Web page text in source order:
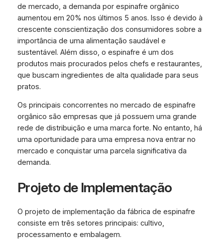
de mercado, a demanda por espinafre orgânico
aumentou em 20% nos últimos 5 anos. Isso é devido à
crescente conscientização dos consumidores sobre a
importância de uma alimentação saudável e
sustentável. Além disso, o espinafre é um dos
produtos mais procurados pelos chefs e restaurantes,
que buscam ingredientes de alta qualidade para seus
pratos.
Os principais concorrentes no mercado de espinafre
orgânico são empresas que já possuem uma grande
rede de distribuição e uma marca forte. No entanto, há
uma oportunidade para uma empresa nova entrar no
mercado e conquistar uma parcela significativa da
demanda.
Projeto de Implementação
O projeto de implementação da fábrica de espinafre
consiste em três setores principais: cultivo,
processamento e embalagem.